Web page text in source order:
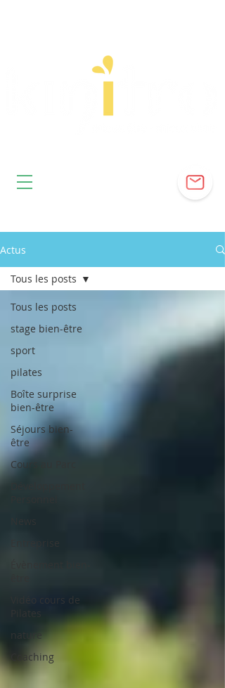
Actus
Tous les posts
stage bien-être
sport
pilates
Boîte surprise
bien-être
Séjours bien-
être
Cours au Parc
Vidéo cours de
Pilates
nature
Coaching
Tous les posts